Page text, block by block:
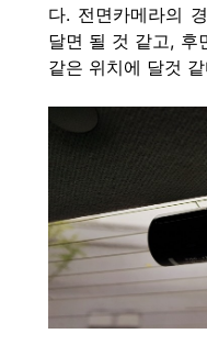
다. 전면카메라의
달면 될 것 같고, 후
같은 위치에 달것